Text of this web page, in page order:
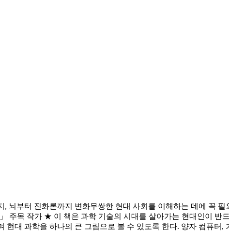
뇌부터 진화론까지 변화무쌍한 현대 사회를 이해하는 데에 꼭
주목 작가 ★ 이 책은 과학 기술의 시대를 살아가는 현대인이 반
현대 과학을 하나의 큰 그림으로 볼 수 있도록 한다. 양자 컴퓨터